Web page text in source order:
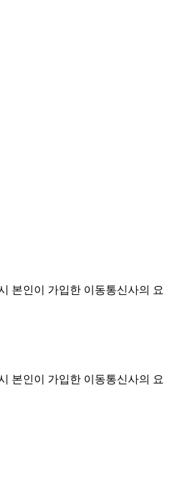
본인이 가입한 이동통신사의 요
본인이 가입한 이동통신사의 요